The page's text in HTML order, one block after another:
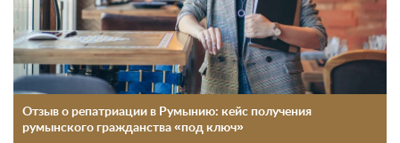
Отзыв о репатриации в Румынию: кейс получения
румынского гражданства «под ключ»